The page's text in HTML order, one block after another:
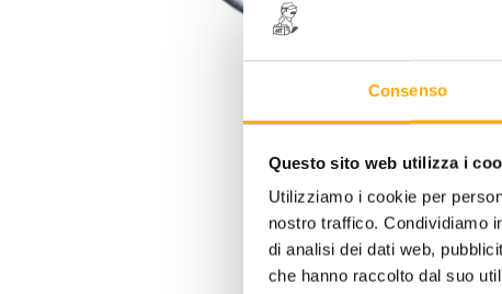
Consenso
Questo sito web utilizza i
Utilizziamo i cookie per
nostro traffico. Condividiamo
di analisi dei dati web,
che hanno raccolto dal suo